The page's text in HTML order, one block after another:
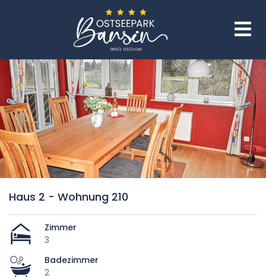
Haus 2 - Wohnung 210
Zimmer
3
Badezimmer
2